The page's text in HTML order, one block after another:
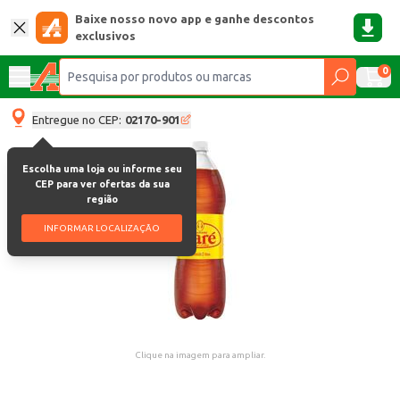
Baixe nosso novo app e ganhe descontos
exclusivos
0
Entregue no CEP: 02170-901
Escolha uma loja ou informe seu
CEP para ver ofertas da sua
região
INFORMAR LOCALIZAÇÃO
Clique na imagem para ampliar.